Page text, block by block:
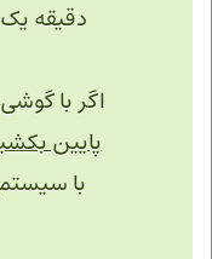
اگر با
پایین
با